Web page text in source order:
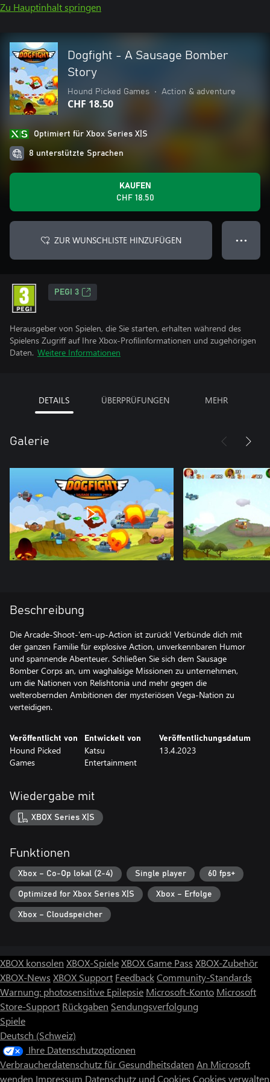
Zu Hauptinhalt springen
Dogfight - A Sausage Bomber
Story
Hound Picked Games • Action & adventure
CHF 18.50
Optimiert für Xbox Series X|S
8 unterstützte Sprachen
KAUFEN
CHF 18.50
ZUR WUNSCHLISTE HINZUFÜGEN ● ● ●
PEGI 3
Herausgeber von Spielen, die Sie starten, erhalten während des
Spielens Zugriff auf Ihre Xbox-Profilinformationen und zugehörigen
Daten. Weitere Informationen
DETAILS ÜBERPRÜFUNGEN MEHR
Galerie
Beschreibung
Die Arcade-Shoot-'em-up-Action ist zurück! Verbünde dich mit
der ganzen Familie für explosive Action, unverkennbaren Humor
und spannende Abenteuer. Schließen Sie sich dem Sausage
Bomber Corps an, um waghalsige Missionen zu unternehmen,
um die Nationen von Relishtonia und mehr gegen die
welterobernden Ambitionen der mysteriösen Vega-Nation zu
verteidigen.
Veröffentlicht von
Hound Picked
Games
Entwickelt von
Katsu
Entertainment
Veröffentlichungsdatum
13.4.2023
Wiedergabe mit
XBOX Series X|S
Funktionen
Xbox – Co-Op lokal (2-4) Single player 60 fps+
Optimized for Xbox Series X|S Xbox – Erfolge
Xbox – Cloudspeicher
XBOX konsolen XBOX-SpieleXBOX Game Pass XBOX-Zubehör
XBOX-News XBOX Support FeedbackCommunity-Standards
Warnung: photosensitive Epilepsie Microsoft-Konto Microsoft
Store-Support Rückgaben Sendungsverfolgung
Spiele
Deutsch (Schweiz)
Ihre Datenschutzoptionen
Verbraucherdatenschutz für Gesundheitsdaten An Microsoft
wenden Impressum Datenschutz und Cookies Cookies verwalten